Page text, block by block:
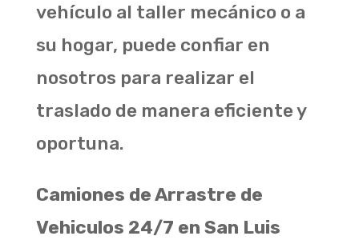
vehículo al taller mecánico o a
su hogar, puede confiar en
nosotros para realizar el
traslado de manera eficiente y
oportuna.
Camiones de Arrastre de
Vehiculos 24/7 en San Luis